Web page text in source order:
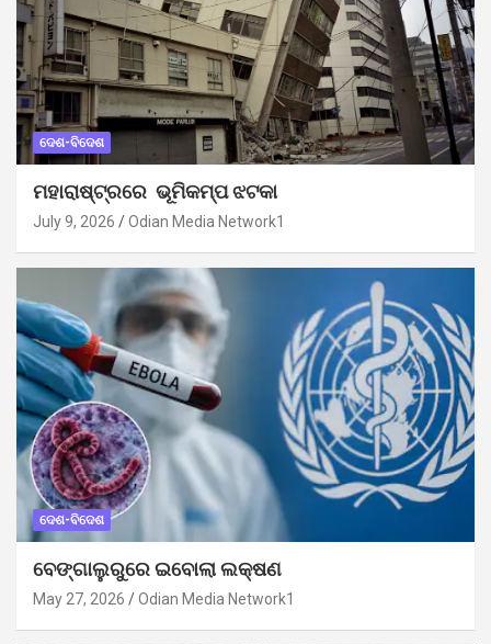
ଦେଶ-ବିଦେଶ
ମହାରାଷ୍ଟ୍ରରେ ଭୂମିକମ୍ପ ଝଟକା
July 9, 2026 Odian Media Network1
ଦେଶ-ବିଦେଶ
ବେଙ୍ଗାଲୁରୁରେ ଇବୋଲା ଲକ୍ଷଣ
May 27, 2026 Odian Media Network1